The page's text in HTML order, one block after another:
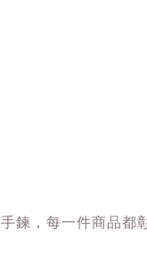
，每一件商品都